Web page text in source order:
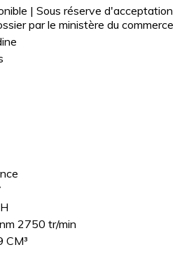
| Sous réserve d'acceptation
par le ministère du commerce
2750 tr/min
CM³